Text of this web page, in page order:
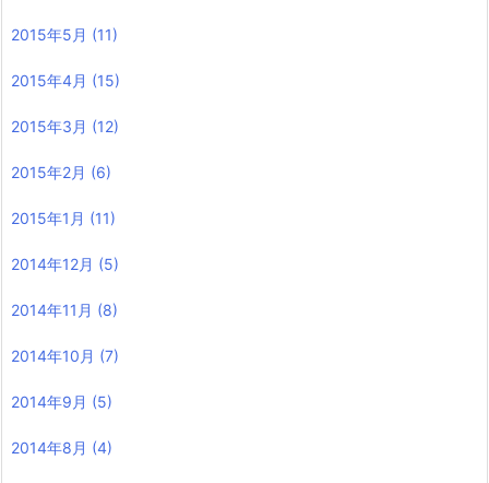
2015年5月 (11)
2015年4月 (15)
2015年3月 (12)
2015年2月 (6)
2015年1月 (11)
2014年12月 (5)
2014年11月 (8)
2014年10月 (7)
2014年9月 (5)
2014年8月 (4)